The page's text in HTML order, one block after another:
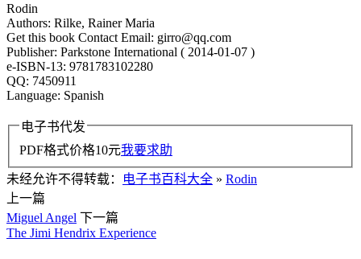
Rodin
Authors: Rilke, Rainer Maria
Get this book Contact Email: girro@qq.com
Publisher: Parkstone International ( 2014-01-07 )
e-ISBN-13: 9781783102280
QQ: 7450911
Language: Spanish
电子书代发
PDF格式价格10元我要求助
未经允许不得转载： 电子书百科大全 » Rodin
上一篇
Miguel Angel 下一篇
The Jimi Hendrix Experience